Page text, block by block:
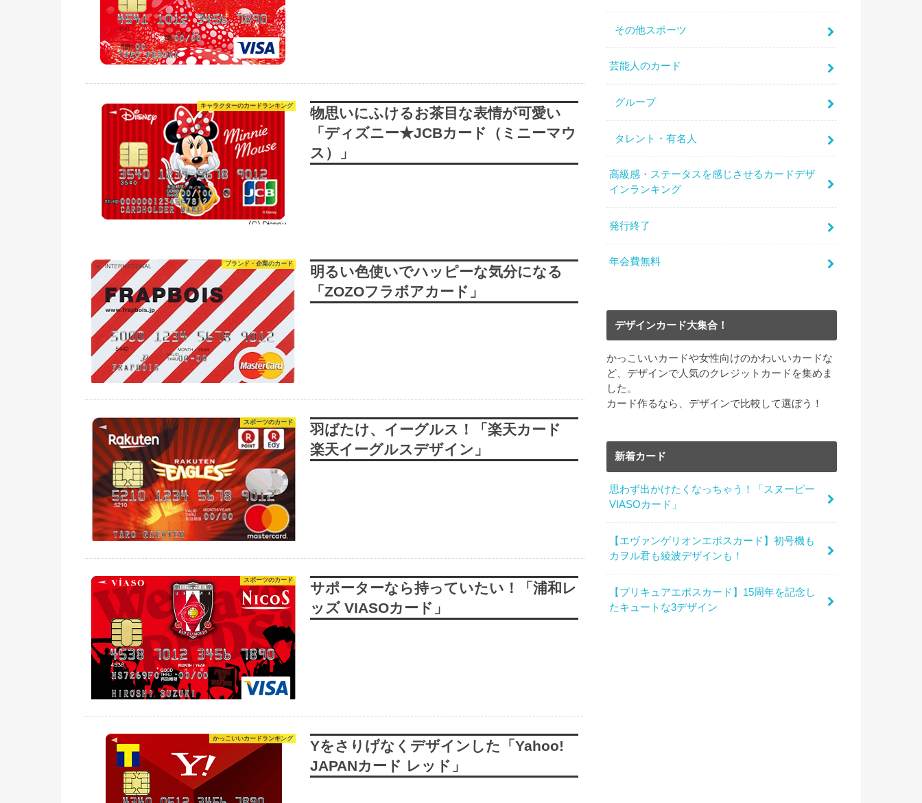
キャラクターのカードランキング
物思いにふけるお茶目な表情が可愛い
「ディズニー★JCBカード（ミニーマウ
ス）」
ブランド・企業のカード
明るい色使いでハッピーな気分になる
「ZOZOフラボアカード」
スポーツのカード
羽ばたけ、イーグルス！「楽天カード
楽天イーグルスデザイン」
スポーツのカード
サポーターなら持っていたい！「浦和レ
ッズ VIASOカード」
かっこいいカードランキング
Yをさりげなくデザインした「Yahoo!
JAPANカード レッド」
その他スポーツ
芸能人のカード
グループ
タレント・有名人
高級感・ステータスを感じさせるカードデザ
インランキング
発行終了
年会費無料
デザインカード大集合！
かっこいいカードや女性向けのかわいいカードな
ど、デザインで人気のクレジットカードを集めま
した。
カード作るなら、デザインで比較して選ぼう！
新着カード
思わず出かけたくなっちゃう！「スヌーピー
VIASOカード」
【エヴァンゲリオンエポスカード】初号機も
カヲル君も綾波デザインも！
【プリキュアエポスカード】15周年を記念し
たキュートな3デザイン